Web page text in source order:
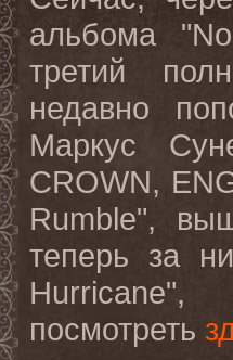
альбома "No
третий
недавно
Маркус
CROWN,
Rumble",
теперь за
Hurricane",
посмотреть